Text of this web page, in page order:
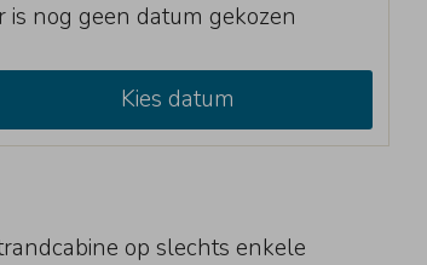
is nog geen datum gekozen
Kies datum
op slechts enkele